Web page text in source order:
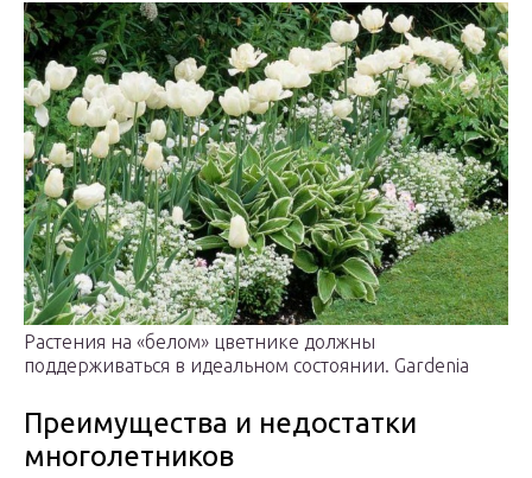
Растения на «белом» цветнике должны
поддерживаться в идеальном состоянии. Gardenia
Преимущества и недостатки
многолетников